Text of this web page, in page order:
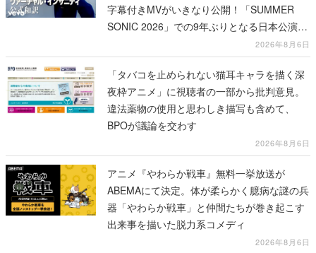
字幕付きMVがいきなり公開！「SUMMER
SONIC 2026」での9年ぶりとなる日本公演を
2026年8月6日
「タバコを止められない猫耳キャラを描く深
夜枠アニメ」に視聴者の一部から批判意見。
違法薬物の使用と思わしき描写も含めて、
BPOが議論を交わす
2026年8月6日
アニメ『やわらか戦車』無料一挙放送が
ABEMAにて決定。体が柔らかく臆病な謎の兵
器「やわらか戦車」と仲間たちが巻き起こす
出来事を描いた脱力系コメディ
2026年8月6日